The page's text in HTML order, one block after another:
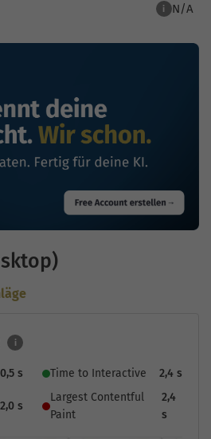
i N/A
i
0,5 s Time to Interactive 2,4 s
2,0 s
Largest Contentful
Paint
2,4
s